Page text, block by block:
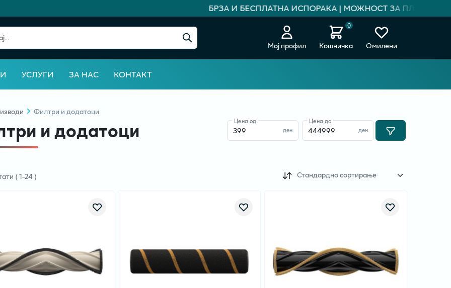
БРЗА И БЕСПЛАТНА ИСПОРАКА | МОЖНОСТ ЗА ПЛАЌАЊЕ НА
Мој профил
0
Кошничка Омилени
УСЛУГИ ЗА НАС КОНТАКТ
Филтри и додатоци
и додатоци ден.
Цена од
ден.
Цена до
(1-24) Стандардно сортирање